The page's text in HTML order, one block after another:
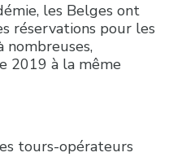
les Belges ont
réservations pour les
nombreuses,
2019 à la même
tours-opérateurs